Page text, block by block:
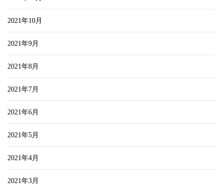
2021年10月
2021年9月
2021年8月
2021年7月
2021年6月
2021年5月
2021年4月
2021年3月